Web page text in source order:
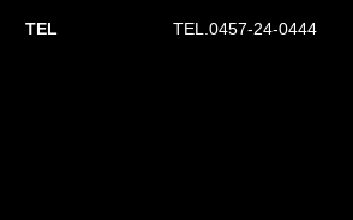
TEL TEL.0457-24-0444